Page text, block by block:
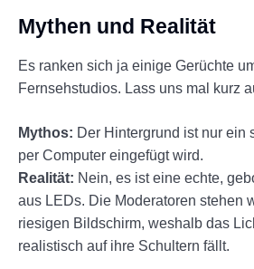
Mythen und Realität
Es ranken sich ja einige Gerüchte
Fernsehstudios. Lass uns mal kurz
Mythos: Der Hintergrund ist nur ein
per Computer eingefügt wird.
Realität: Nein, es ist eine echte,
aus LEDs. Die Moderatoren stehen
riesigen Bildschirm, weshalb das
realistisch auf ihre Schultern fällt.